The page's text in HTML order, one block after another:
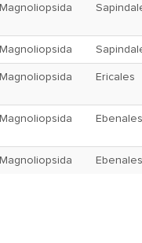
Magnoliopsida
Magnoliopsida
Magnoliopsida Ericales
Magnoliopsida Ebenales
Magnoliopsida Ebenales